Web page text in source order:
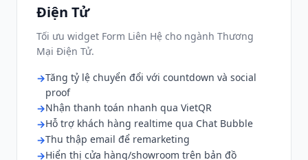
Điện Tử
Tối ưu widget Form Liên Hệ cho ngành Thương
Mại Điện Tử.
Tăng tỷ lệ chuyển đổi với countdown và social
proof
Nhận thanh toán nhanh qua VietQR
Hỗ trợ khách hàng realtime qua Chat Bubble
Thu thập email để remarketing
Hiển thị cửa hàng/showroom trên bản đồ